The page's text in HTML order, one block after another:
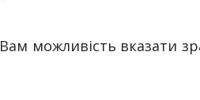
можливість вказати